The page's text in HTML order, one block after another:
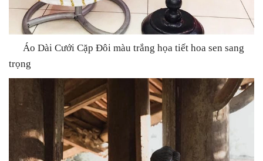
Áo Dài Cưới Cặp Đôi màu trắng họa tiết hoa sen sang
trọng